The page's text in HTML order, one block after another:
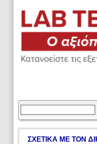
ΣΧΕΤΙΚΑ ΜΕ ΤΟΝ